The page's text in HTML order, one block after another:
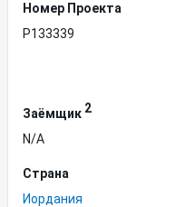
Hомер Проекта
P133339
Заёмщик 2
N/A
Страна
Иордания